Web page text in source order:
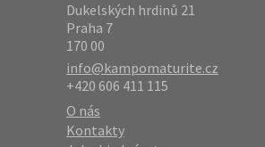
Dukelských hrdinů 21
Praha 7
170 00
info@kampomaturite.cz
+420 606 411 115
O nás
Kontakty